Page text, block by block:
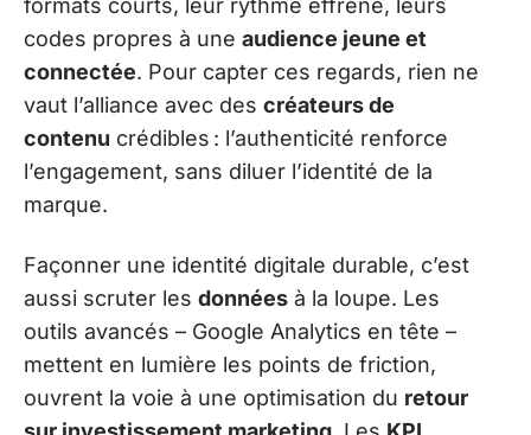
formats courts, leur rythme effréné, leurs
codes propres à une audience jeune et
connectée. Pour capter ces regards, rien ne
vaut l’alliance avec des créateurs de
contenu crédibles : l’authenticité renforce
l’engagement, sans diluer l’identité de la
marque.
Façonner une identité digitale durable, c’est
aussi scruter les données à la loupe. Les
outils avancés – Google Analytics en tête –
mettent en lumière les points de friction,
ouvrent la voie à une optimisation du retour